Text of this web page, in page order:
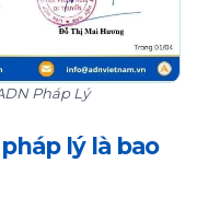
Pháp Lý
lý là bao